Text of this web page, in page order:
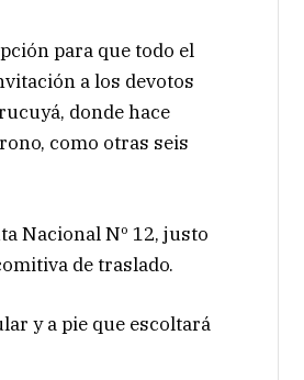
para que todo el
a los devotos
donde hace
como otras seis
Nacional Nº 12, justo
de traslado.
y a pie que escoltará